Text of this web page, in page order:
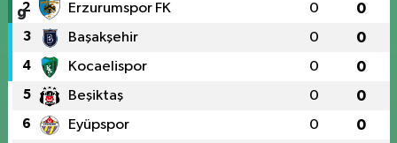
2 Erzurumspor FK 0 0
3 Başakşehir 0 0
4 Kocaelispor 0 0
5 Beşiktaş 0 0
6 Eyüpspor 0 0